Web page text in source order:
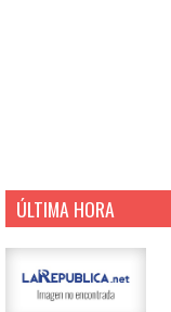
ÚLTIMA HORA